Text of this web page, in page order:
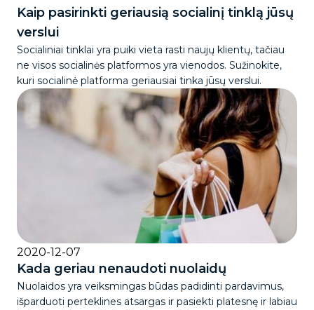
Kaip pasirinkti geriausią socialinį tinklą jūsų
verslui
Socialiniai tinklai yra puiki vieta rasti naujų klientų, tačiau
ne visos socialinės platformos yra vienodos. Sužinokite,
kuri socialinė platforma geriausiai tinka jūsų verslui.
2020-12-07
Kada geriau nenaudoti nuolaidų
Nuolaidos yra veiksmingas būdas padidinti pardavimus,
išparduoti perteklines atsargas ir pasiekti platesnę ir labiau